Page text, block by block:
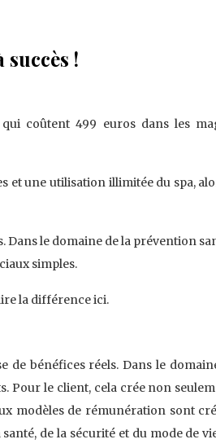
!
coûtent 499 euros dans les
et une utilisation illimitée du spa,
Dans le domaine de la prévention
simples.
la différence ici.
de bénéfices réels. Dans le
Pour le client, cela crée non
modèles de rémunération sont
de la sécurité et du mode de